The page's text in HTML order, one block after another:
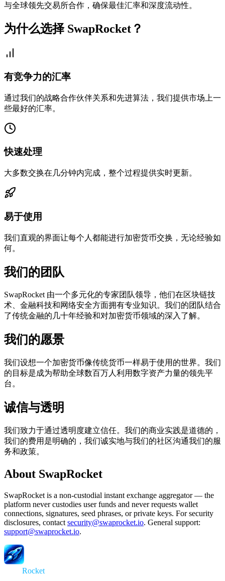
与全球领先交易所合作，确保最佳汇率和深度流动性。
为什么选择 SwapRocket？
有竞争力的汇率
通过我们的战略合作伙伴关系和先进算法，我们提供市场上一
些最好的汇率。
快速处理
大多数交换在几分钟内完成，整个过程提供实时更新。
易于使用
我们直观的界面让每个人都能进行加密货币交换，无论经验如
何。
我们的团队
SwapRocket 由一个多元化的专家团队领导，他们在区块链技
术、金融科技和网络安全方面拥有专业知识。我们的团队结合
了传统金融的几十年经验和对加密货币领域的深入了解。
我们的愿景
我们设想一个加密货币像传统货币一样易于使用的世界。我们
的目标是成为帮助全球数百万人利用数字资产力量的领先平
台。
诚信与透明
我们致力于通过透明度建立信任。我们的商业实践是道德的，
我们的费用是明确的，我们诚实地与我们的社区沟通我们的服
务和政策。
About SwapRocket
SwapRocket is a non-custodial instant exchange aggregator — the
platform never custodies user funds and never requests wallet
connections, signatures, seed phrases, or private keys. For security
disclosures, contact security@swaprocket.io. General support:
support@swaprocket.io.
Rocket